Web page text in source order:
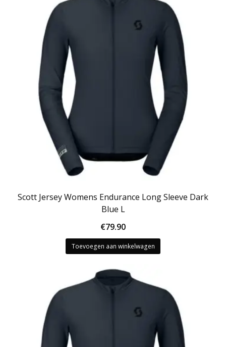
Scott Jersey Womens Endurance Long Sleeve Dark
Blue L
€79.90
Toevoegen aan winkelwagen